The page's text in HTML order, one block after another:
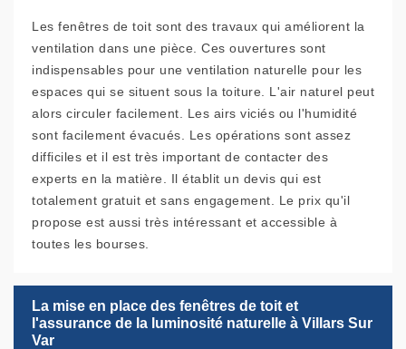
Les fenêtres de toit sont des travaux qui améliorent la
ventilation dans une pièce. Ces ouvertures sont
indispensables pour une ventilation naturelle pour les
espaces qui se situent sous la toiture. L'air naturel peut
alors circuler facilement. Les airs viciés ou l'humidité
sont facilement évacués. Les opérations sont assez
difficiles et il est très important de contacter des
experts en la matière. Il établit un devis qui est
totalement gratuit et sans engagement. Le prix qu'il
propose est aussi très intéressant et accessible à
toutes les bourses.
La mise en place des fenêtres de toit et
l'assurance de la luminosité naturelle à Villars Sur
Var